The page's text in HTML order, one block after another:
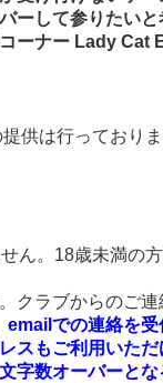
ーして参りたい
ーナー Lady Cat
供は行っており
ん。18歳未満の
クラブからのご
での連絡を
スもご利用いた
字数オーバーと